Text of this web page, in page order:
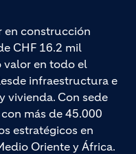
en construcción
CHF 16.2 mil
valor en todo el
infraestructura e
vivienda. Con sede
más de 45.000
estratégicos en
Oriente y África.